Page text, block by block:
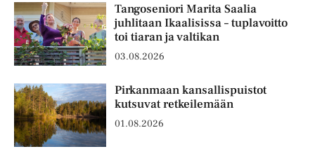
Tangoseniori Marita Saalia
juhlitaan Ikaalisissa – tuplavoitto
toi tiaran ja valtikan
03.08.2026
Pirkanmaan kansallispuistot
kutsuvat retkeilemään
01.08.2026